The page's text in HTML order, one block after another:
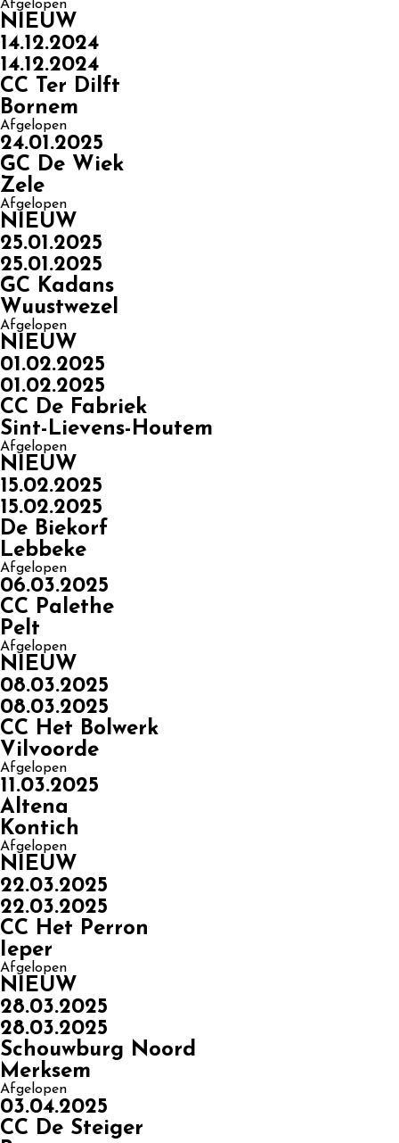
Afgelopen
NIEUW
14.12.2024
14.12.2024
CC Ter Dilft
Bornem
Afgelopen
24.01.2025
GC De Wiek
Zele
Afgelopen
NIEUW
25.01.2025
25.01.2025
GC Kadans
Wuustwezel
Afgelopen
NIEUW
01.02.2025
01.02.2025
CC De Fabriek
Sint-Lievens-Houtem
Afgelopen
NIEUW
15.02.2025
15.02.2025
De Biekorf
Lebbeke
Afgelopen
06.03.2025
CC Palethe
Pelt
Afgelopen
NIEUW
08.03.2025
08.03.2025
CC Het Bolwerk
Vilvoorde
Afgelopen
11.03.2025
Altena
Kontich
Afgelopen
NIEUW
22.03.2025
22.03.2025
CC Het Perron
Ieper
Afgelopen
NIEUW
28.03.2025
28.03.2025
Schouwburg Noord
Merksem
Afgelopen
03.04.2025
CC De Steiger